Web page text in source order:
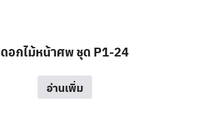
ดอกไม้หน้าศพ ชุด P1-24
อ่านเพิ่ม